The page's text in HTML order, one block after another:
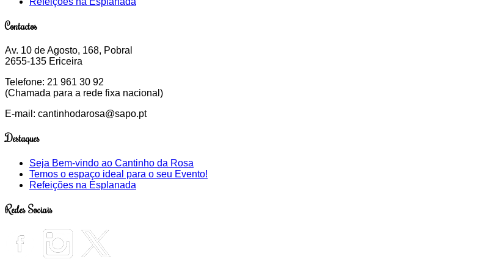
Contactos
Av. 10 de Agosto, 168, Pobral
2655-135 Ericeira
Telefone: 21 961 30 92
(Chamada para a rede fixa nacional)
E-mail: cantinhodarosa@sapo.pt
Destaques
Seja Bem-vindo ao Cantinho da Rosa
Temos o espaço ideal para o seu Evento!
Refeições na Esplanada
Redes Sociais